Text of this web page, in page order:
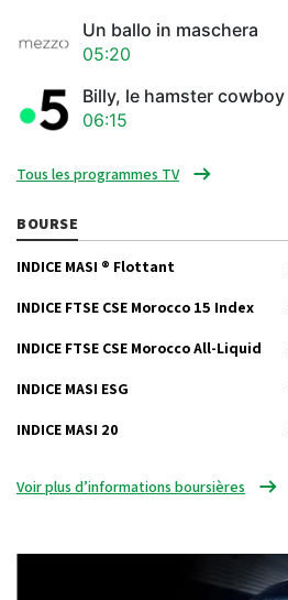
Un ballo in maschera
05:20
Billy, le hamster cowboy
06:15
Tous les programmes TV
BOURSE
INDICE MASI ® Flottant
INDICE FTSE CSE Morocco 15 Index
INDICE FTSE CSE Morocco All-Liquid
INDICE MASI ESG
INDICE MASI 20
Voir plus d’informations boursières